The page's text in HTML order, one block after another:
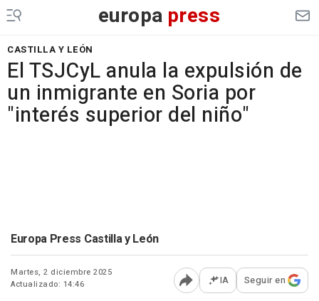
europa press
CASTILLA Y LEÓN
El TSJCyL anula la expulsión de
un inmigrante en Soria por
"interés superior del niño"
Europa Press Castilla y León
Martes, 2 diciembre 2025
Actualizado: 14:46
Abrir opciones para
IA Seguir en